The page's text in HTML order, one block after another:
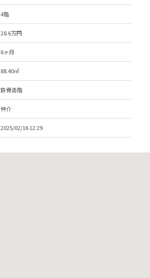
4階
28.6万円
6ヶ月
88.40㎡
鉄骨造階
仲介
2025/02/16 12:29